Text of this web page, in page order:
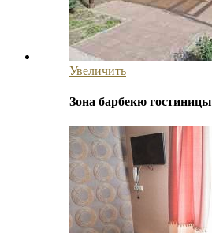
Увеличить
Зона барбекю гостиницы